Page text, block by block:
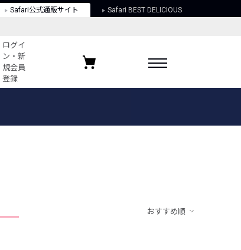
Safari公式通販サイト Safari BEST DELICIOUS
ログイ
ン・新
規会員
登録
お気に入りブランド
おすすめ順